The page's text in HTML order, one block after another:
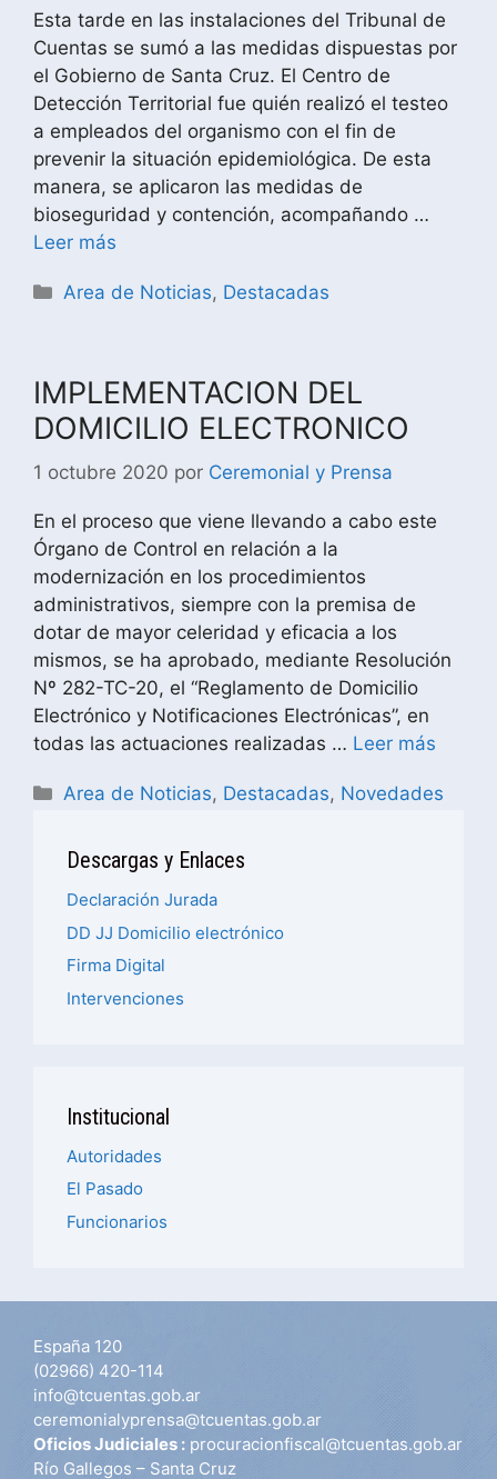
Esta tarde en las instalaciones del Tribunal de
Cuentas se sumó a las medidas dispuestas por
el Gobierno de Santa Cruz. El Centro de
Detección Territorial fue quién realizó el testeo
a empleados del organismo con el fin de
prevenir la situación epidemiológica. De esta
manera, se aplicaron las medidas de
bioseguridad y contención, acompañando …
Leer más
Area de Noticias, Destacadas
IMPLEMENTACION DEL
DOMICILIO ELECTRONICO
1 octubre 2020 por Ceremonial y Prensa
En el proceso que viene llevando a cabo este
Órgano de Control en relación a la
modernización en los procedimientos
administrativos, siempre con la premisa de
dotar de mayor celeridad y eficacia a los
mismos, se ha aprobado, mediante Resolución
Nº 282-TC-20, el “Reglamento de Domicilio
Electrónico y Notificaciones Electrónicas”, en
todas las actuaciones realizadas … Leer más
Area de Noticias, Destacadas, Novedades
Descargas y Enlaces
Declaración Jurada
DD JJ Domicilio electrónico
Firma Digital
Intervenciones
Institucional
Autoridades
El Pasado
Funcionarios
España 120
(02966) 420-114
info@tcuentas.gob.ar
ceremonialyprensa@tcuentas.gob.ar
Oficios Judiciales : procuracionfiscal@tcuentas.gob.ar
Río Gallegos – Santa Cruz